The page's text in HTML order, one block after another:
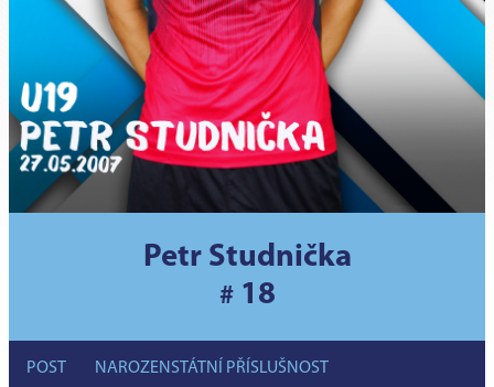
Petr Studnička
# 18
POST
NAROZEN STÁTNÍ PŘÍSLUŠNOST